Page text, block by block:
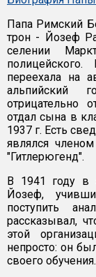
Папа Римский
трон - Йозеф
селении
переехала на
альпийский
отрицательно
отдал сына в
1937 г. Есть
являлся
"Гитлерюгенд".
В 1941 году в
Йозеф,
поступить
рассказывал,
этой
непросто: он
своего обучения.